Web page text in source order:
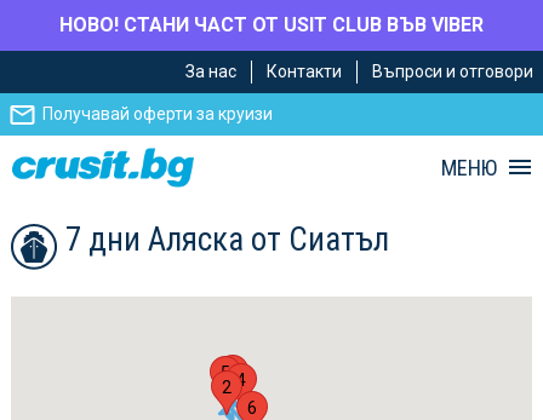
НОВО! СТАНИ ЧАСТ ОТ USIT CLUB ВЪВ VIBER
главното
съдържание
Навигацията
За нас Контакти Въпроси и отговори
Получавай оферти за круизи
МЕНЮ
7 дни Аляска от Сиатъл
2
34
5
6